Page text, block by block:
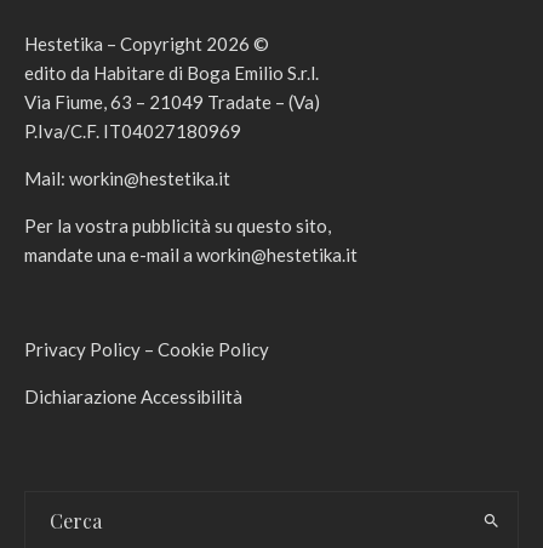
Hestetika – Copyright 2026 ©
edito da Habitare di Boga Emilio S.r.l.
Via Fiume, 63 – 21049 Tradate – (Va)
P.Iva/C.F. IT04027180969
Mail: workin@hestetika.it
Per la vostra pubblicità su questo sito,
mandate una e-mail a workin@hestetika.it
Privacy Policy – Cookie Policy
Dichiarazione Accessibilità